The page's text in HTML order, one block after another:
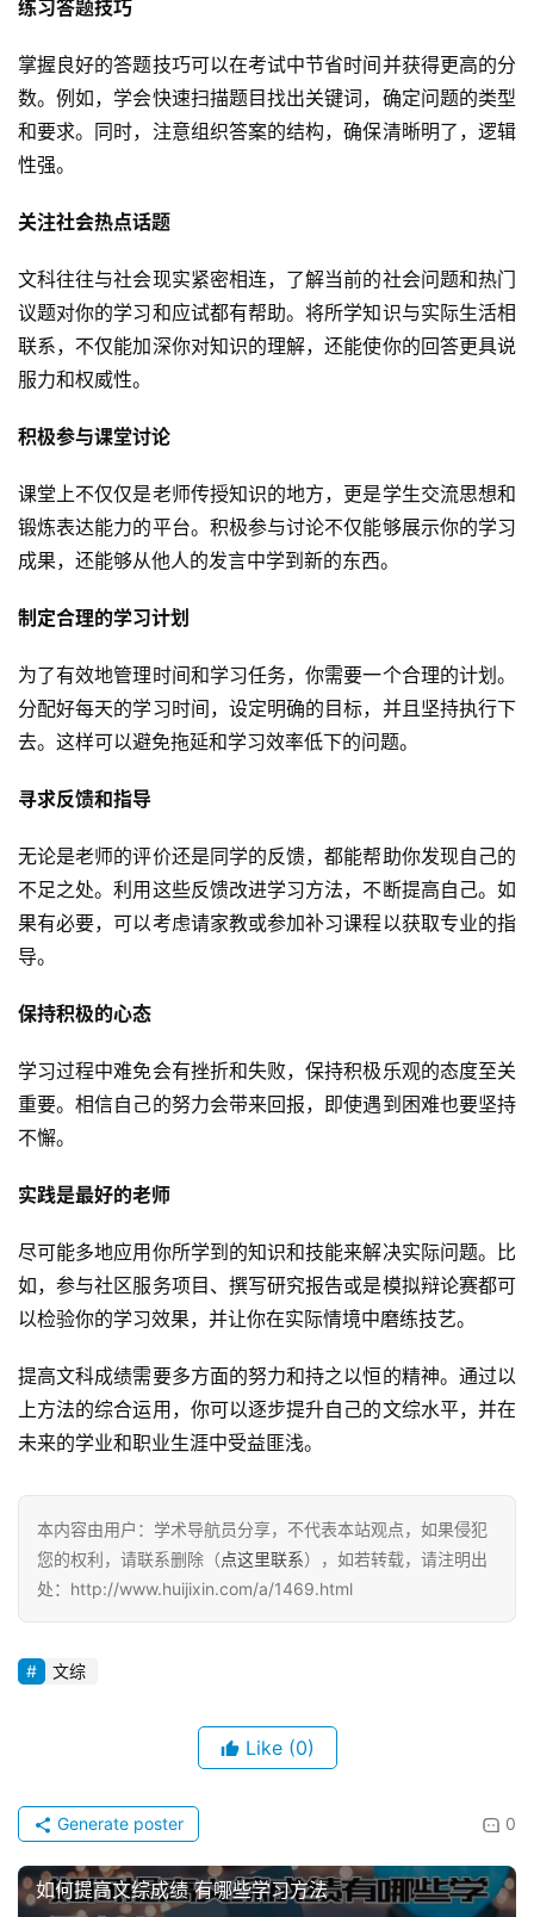
练习答题技巧
掌握良好的答题技巧可以在考试中节省时间并获得更高的分
数。例如，学会快速扫描题目找出关键词，确定问题的类型
和要求。同时，注意组织答案的结构，确保清晰明了，逻辑
性强。
关注社会热点话题
文科往往与社会现实紧密相连，了解当前的社会问题和热门
议题对你的学习和应试都有帮助。将所学知识与实际生活相
联系，不仅能加深你对知识的理解，还能使你的回答更具说
服力和权威性。
积极参与课堂讨论
课堂上不仅仅是老师传授知识的地方，更是学生交流思想和
锻炼表达能力的平台。积极参与讨论不仅能够展示你的学习
成果，还能够从他人的发言中学到新的东西。
制定合理的学习计划
为了有效地管理时间和学习任务，你需要一个合理的计划。
分配好每天的学习时间，设定明确的目标，并且坚持执行下
去。这样可以避免拖延和学习效率低下的问题。
寻求反馈和指导
无论是老师的评价还是同学的反馈，都能帮助你发现自己的
不足之处。利用这些反馈改进学习方法，不断提高自己。如
果有必要，可以考虑请家教或参加补习课程以获取专业的指
导。
保持积极的心态
学习过程中难免会有挫折和失败，保持积极乐观的态度至关
重要。相信自己的努力会带来回报，即使遇到困难也要坚持
不懈。
实践是最好的老师
尽可能多地应用你所学到的知识和技能来解决实际问题。比
如，参与社区服务项目、撰写研究报告或是模拟辩论赛都可
以检验你的学习效果，并让你在实际情境中磨练技艺。
提高文科成绩需要多方面的努力和持之以恒的精神。通过以
上方法的综合运用，你可以逐步提升自己的文综水平，并在
未来的学业和职业生涯中受益匪浅。
本内容由用户：学术导航员分享，不代表本站观点，如果侵犯
您的权利，请联系删除（点这里联系），如若转载，请注明出
处：http://www.huijixin.com/a/1469.html
文综
Like (0)
0
Generate poster
如何提高文综成绩 有哪些学习方法